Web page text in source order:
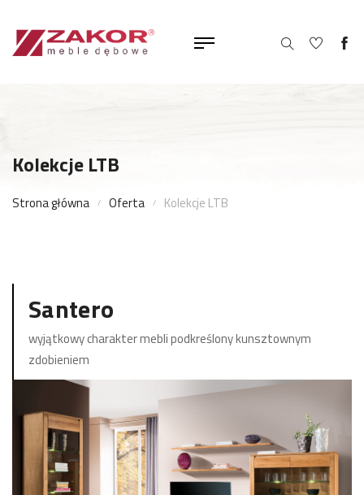
Kolekcje LTB
Strona główna Oferta Kolekcje LTB
Santero
wyjątkowy charakter mebli podkreślony kunsztownym
zdobieniem